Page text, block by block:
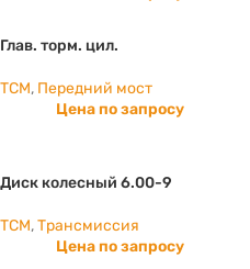
Глав. торм. цил.
TCM, Передний мост
Цена по запросу
Диск колесный 6.00-9
TCM,Трансмиссия
Цена по запросу